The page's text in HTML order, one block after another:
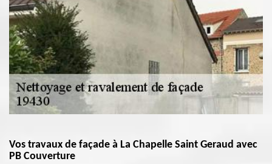
Vos travaux de façade à La Chapelle Saint Geraud avec
PB Couverture